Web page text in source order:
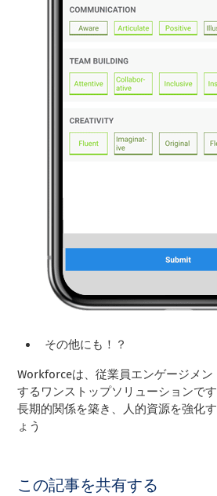
その他にも！？
Workforceは、従業員エンゲージメ
するワンストップソリューションで
長期的関係を築き、人的資源を強化
ょう
この記事を共有する